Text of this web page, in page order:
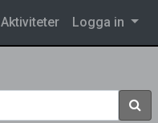
Aktiviteter Logga in
Sök